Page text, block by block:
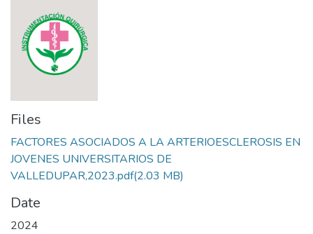
Files
FACTORES ASOCIADOS A LA ARTERIOESCLEROSIS EN
JOVENES UNIVERSITARIOS DE
VALLEDUPAR,2023.pdf(2.03 MB)
Date
2024